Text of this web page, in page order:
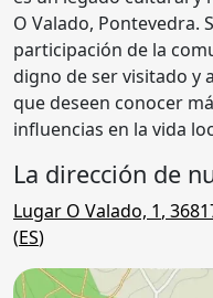
O Valado, Pontevedra.
participación de la
digno de ser visitado y
que deseen conocer
influencias en la vida
La dirección de
Lugar O Valado, 1,
(ES)